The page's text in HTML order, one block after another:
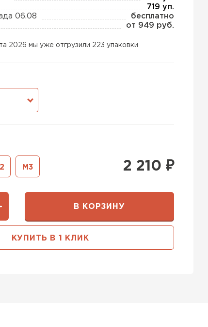
719 уп.
06.08
бесплатно
от 949 руб.
2026 мы уже отгрузили 223 упаковки
М3 2 210 ₽
В КОРЗИНУ
КУПИТЬ В 1 КЛИК